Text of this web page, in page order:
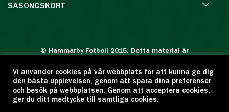
SÄSONGSKORT
© Hammarby Fotboll 2015. Detta material är
Eftertryck eller annan kopiering är förbjuden.
Citera oss gärna men ange källan:
www.hammarbyfotboll.se. Ansvarig utgivare:
Vi använder cookies på vår webbplats för att kunna ge dig
den bästa upplevelsen, genom att spara dina preferenser
och besök på webbplatsen. Genom att acceptera cookies,
ger du ditt medtycke till samtliga cookies.